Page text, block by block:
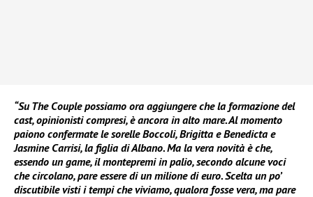
“Su The Couple possiamo ora aggiungere che la formazione del
cast, opinionisti compresi, è ancora in alto mare. Al momento
paiono confermate le sorelle Boccoli, Brigitta e Benedicta e
Jasmine Carrisi, la figlia di Albano. Ma la vera novità è che,
essendo un game, il montepremi in palio, secondo alcune voci
che circolano, pare essere di un milione di euro. Scelta un po’
discutibile visti i tempi che viviamo, qualora fosse vera, ma pare